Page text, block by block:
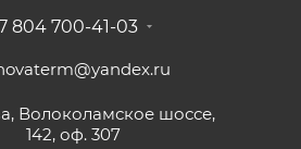
804 700-41-03
Волоколамское шоссе,
142, оф. 307